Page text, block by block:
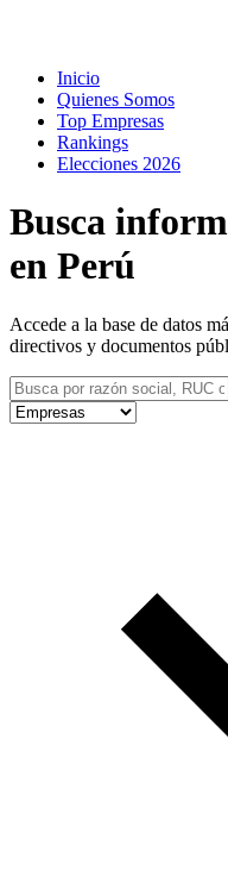
Inicio
Quienes Somos
Top Empresas
Rankings
Elecciones 2026
Busca
en Perú
Accede a la base de datos
directivos y documentos